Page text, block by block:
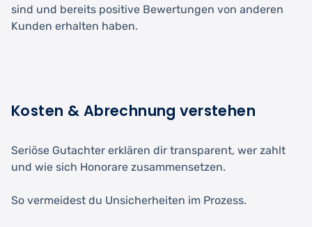
sind und bereits positive Bewertungen von anderen
Kunden erhalten haben.
Kosten & Abrechnung verstehen
Seriöse Gutachter erklären dir transparent, wer zahlt
und wie sich Honorare zusammensetzen.
So vermeidest du Unsicherheiten im Prozess.